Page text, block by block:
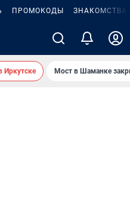
ПРОМОКОДЫ ЗНАКОМСТВА
Иркутске Мост в Шаманке